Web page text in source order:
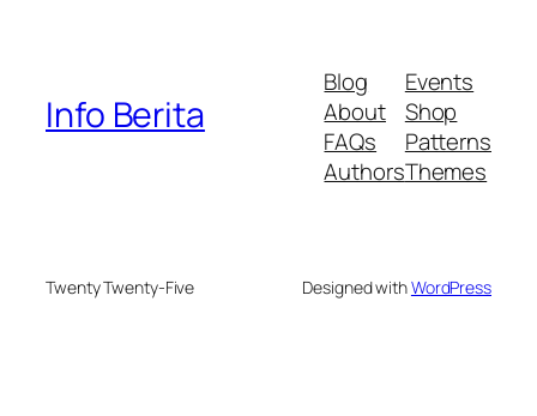
Info Berita
Blog
About
FAQs
Authors
Events
Shop
Patterns
Themes
Twenty Twenty-Five Designed withWordPress